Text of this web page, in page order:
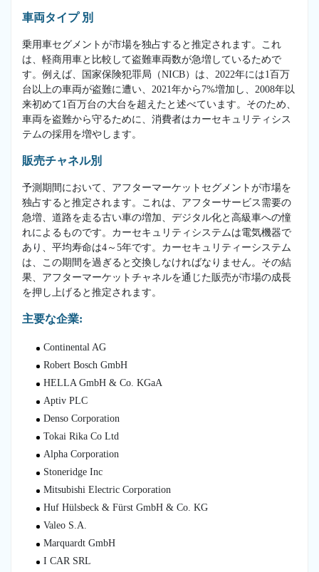
車両タイプ 別
乗用車セグメントが市場を独占すると推定されます。これ
は、軽商用車と比較して盗難車両数が急増しているためで
す。例えば、国家保険犯罪局（NICB）は、2022年には1百万
台以上の車両が盗難に遭い、2021年から7%増加し、2008年以
来初めて1百万台の大台を超えたと述べています。そのため、
車両を盗難から守るために、消費者はカーセキュリティシス
テムの採用を増やします。
販売チャネル別
予測期間において、アフターマーケットセグメントが市場を
独占すると推定されます。これは、アフターサービス需要の
急増、道路を走る古い車の増加、デジタル化と高級車への憧
れによるものです。カーセキュリティシステムは電気機器で
あり、平均寿命は4～5年です。カーセキュリティーシステム
は、この期間を過ぎると交換しなければなりません。その結
果、アフターマーケットチャネルを通じた販売が市場の成長
を押し上げると推定されます。
主要な企業:
Continental AG
Robert Bosch GmbH
HELLA GmbH & Co. KGaA
Aptiv PLC
Denso Corporation
Tokai Rika Co Ltd
Alpha Corporation
Stoneridge Inc
Mitsubishi Electric Corporation
Huf Hülsbeck & Fürst GmbH & Co. KG
Valeo S.A.
Marquardt GmbH
I CAR SRL